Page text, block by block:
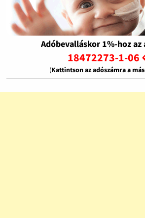
Adóbevalláskor 1%-hoz az
18472273-1-06
(Kattintson az adószámra a